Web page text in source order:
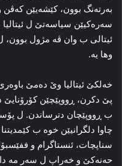
بەرته‌نگ بوون، کێشه‌یێن که‌ڤن
سه‌ره‌کیێن سیاسه‌تێ ل ئیتالیا
ئیتالی ب وان ڤه‌ مژول بوون،
وها یه‌.
خه‌لکێ ئیتالیا وێ ده‌مێ
پێ دکرن، ڕووپێچێن
ب ڕووپێچان دترساندن. ل
چاوا دلگرانیێن خوه‌ ب
سناپچات، ئنستاگرام و ففێسبۆك
حه‌نه‌کێ و خه‌راپ ل سه‌ر مه‌ دا